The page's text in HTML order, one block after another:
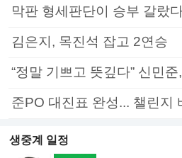
막판 형세판단이 승부 갈랐
김은지, 목진석 잡고 2연승
생중계 일정